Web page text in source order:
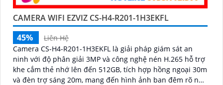
CAMERA WIFI EZVIZ CS-H4-R201-1H3EKFL
45%
Liên Hệ
Camera CS-H4-R201-1H3EKFL là giải pháp giám sát an
ninh với độ phân giải 3MP và công nghệ nén H.265 hỗ trợ
khe cắm thẻ nhớ lên đến 512GB, tích hợp hồng ngoại 30m
và đèn trợ sáng 20m, mang đến hình ảnh ban đêm rõ nét,